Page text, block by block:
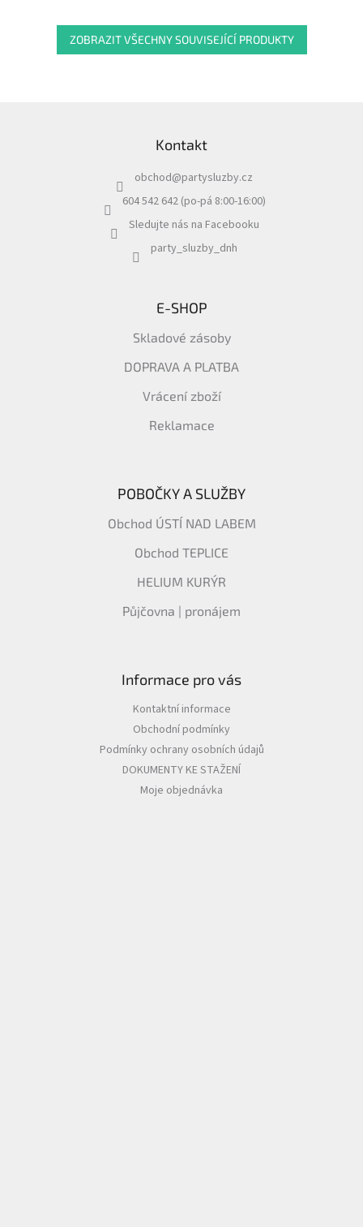
ZOBRAZIT VŠECHNY SOUVISEJÍCÍ PRODUKTY
Kontakt
obchod@partysluzby.cz
604 542 642 (po-pá 8:00-16:00)
Sledujte nás na Facebooku
party_sluzby_dnh
E-SHOP
Skladové zásoby
DOPRAVA A PLATBA
Vrácení zboží
Reklamace
POBOČKY A SLUŽBY
Obchod ÚSTÍ NAD LABEM
Obchod TEPLICE
HELIUM KURÝR
Půjčovna | pronájem
Informace pro vás
Kontaktní informace
Obchodní podmínky
Podmínky ochrany osobních údajů
DOKUMENTY KE STAŽENÍ
Moje objednávka